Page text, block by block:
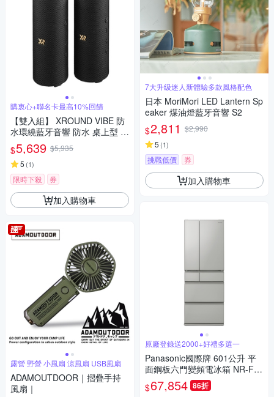
購衷心+聯名卡最高10%回饋
【雙入組】 XROUND VIBE 防
水環繞藍牙音響 防水 桌上型 電
腦喇叭 音響 藍牙喇叭
$5,639 $5,935
5 (1)
限時下殺 券
加入購物車
露營 野營 小風扇 涼風扇 USB風扇
ADAMOUTDOOR｜摺疊手持
風扇｜
7大升级迷人新體驗多款風格配色
日本 MoriMori LED Lantern Sp
eaker 煤油燈藍牙音響 S2
$2,811 $2,990
5 (1)
挑戰低價 券
加入購物車
原廠登錄送2000+好禮多選一
Panasonic國際牌 601公升 平
面鋼板六門變頻電冰箱 NR-F60
1XT-C1瓷釉灰
$67,854 86折